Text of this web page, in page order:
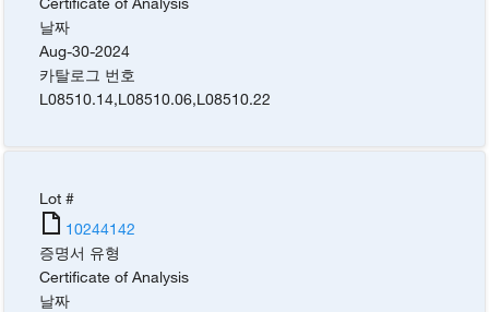
날짜
Aug-30-2024
카탈로그 번호
L08510.14,L08510.06,L08510.22
Lot #
10244142
증명서 유형
Certificate of Analysis
날짜